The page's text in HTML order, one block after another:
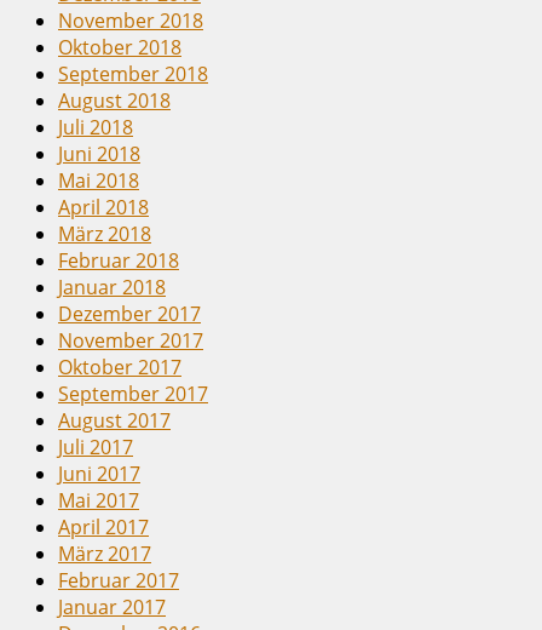
November 2018
Oktober 2018
September 2018
August 2018
Juli 2018
Juni 2018
Mai 2018
April 2018
März 2018
Februar 2018
Januar 2018
Dezember 2017
November 2017
Oktober 2017
September 2017
August 2017
Juli 2017
Juni 2017
Mai 2017
April 2017
März 2017
Februar 2017
Januar 2017